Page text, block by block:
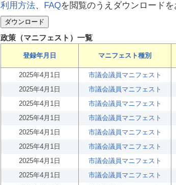
利用方法、 FAQを閲覧のうえダウンロードを
政策（マニフェスト）一覧
登録年月日 マニフェスト種別
2025年4月1日
市議会議員マニフェスト
2025年4月1日
市議会議員マニフェスト
2025年4月1日
市議会議員マニフェスト
2025年4月1日
市議会議員マニフェスト
2025年4月1日
市議会議員マニフェスト
2025年4月1日
市議会議員マニフェスト
2025年4月1日
市議会議員マニフェスト
2025年4月1日
市議会議員マニフェスト